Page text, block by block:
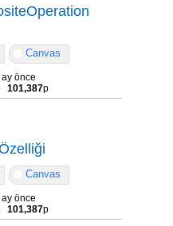
Canvas
ay önce
101,387p
Canvas
ay önce
101,387p